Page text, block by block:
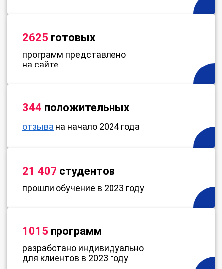
2625 готовых
программ представлено
на сайте
344 положительных
отзыва на начало 2024 года
21 407 студентов
прошли обучение в 2023 году
1015 программ
разработано индивидуально
для клиентов в 2023 году